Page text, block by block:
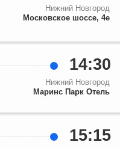
Нижний Новгород
Московское шоссе, 4е
14:30
Нижний Новгород
Маринс Парк Отель
15:15